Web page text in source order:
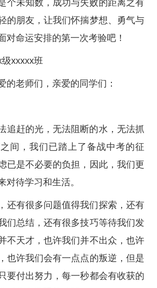
个未知数，成功与失败的距离之有
的朋友，让我们怀揣梦想、勇气与
对命运安排的第一次考验吧！
xxxxx班
的老师们，亲爱的同学们：
追赶的光，无法阻断的水，无法抓
间，我们已踏上了备战中考的征
已是不必要的负担，因此，我们更
对待学习和生活。
还有很多问题值得我们探索，还有
们总结，还有很多技巧等待我们发
不天才，也许我们并不出众，也许
也许我们会有一点点的叛逆，但是
要付出努力，每一秒都会有收获的